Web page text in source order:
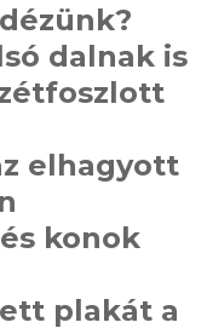
dalnak is
elhagyott
konok
plakát a